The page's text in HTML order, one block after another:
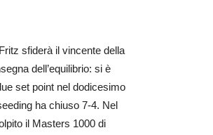
sfiderà il vincente della
dell’equilibrio: si è
set point nel dodicesimo
ha chiuso 7-4. Nel
il Masters 1000 di